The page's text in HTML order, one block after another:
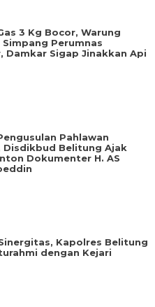
3 Kg Bocor, Warung
Simpang Perumnas
Damkar Sigap Jinakkan Api
Pahlawan
Disdikbud Belitung Ajak
Dokumenter H. AS
Kapolres Belitung
dengan Kejari